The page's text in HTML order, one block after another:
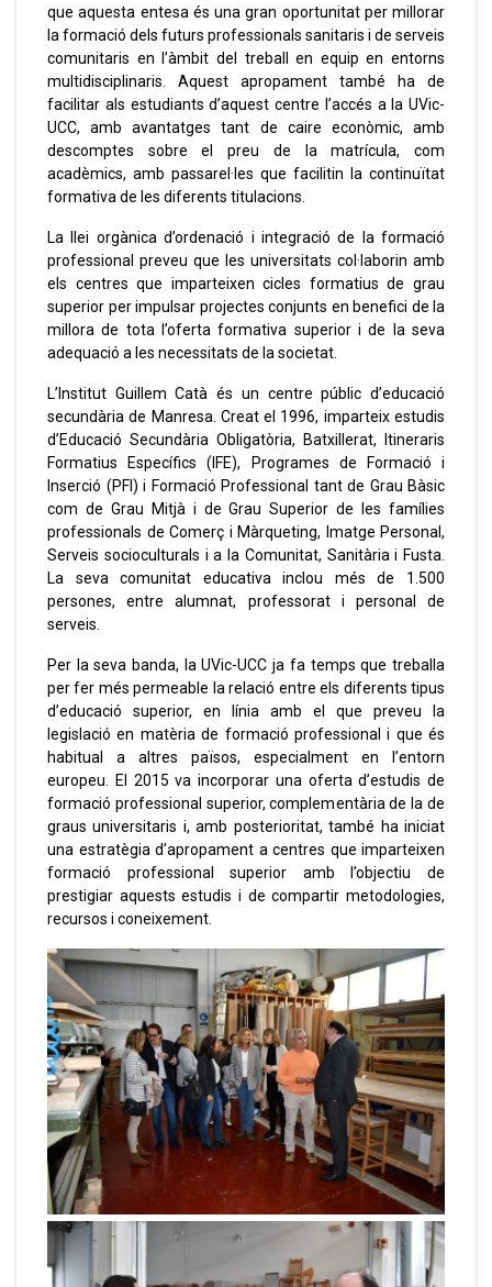
que aquesta entesa és una gran oportunitat per millorar
la formació dels futurs professionals sanitaris i de serveis
comunitaris en l’àmbit del treball en equip en entorns
multidisciplinaris. Aquest apropament també ha de
facilitar als estudiants d’aquest centre l’accés a la UVic-
UCC, amb avantatges tant de caire econòmic, amb
descomptes sobre el preu de la matrícula, com
acadèmics, amb passarel·les que facilitin la continuïtat
formativa de les diferents titulacions.
La llei orgànica d’ordenació i integració de la formació
professional preveu que les universitats col·laborin amb
els centres que imparteixen cicles formatius de grau
superior per impulsar projectes conjunts en benefici de la
millora de tota l’oferta formativa superior i de la seva
adequació a les necessitats de la societat.
L’Institut Guillem Catà és un centre públic d’educació
secundària de Manresa. Creat el 1996, imparteix estudis
d’Educació Secundària Obligatòria, Batxillerat, Itineraris
Formatius Específics (IFE), Programes de Formació i
Inserció (PFI) i Formació Professional tant de Grau Bàsic
com de Grau Mitjà i de Grau Superior de les famílies
professionals de Comerç i Màrqueting, Imatge Personal,
Serveis socioculturals i a la Comunitat, Sanitària i Fusta.
La seva comunitat educativa inclou més de 1.500
persones, entre alumnat, professorat i personal de
serveis.
Per la seva banda, la UVic-UCC ja fa temps que treballa
per fer més permeable la relació entre els diferents tipus
d’educació superior, en línia amb el que preveu la
legislació en matèria de formació professional i que és
habitual a altres països, especialment en l’entorn
europeu. El 2015 va incorporar una oferta d’estudis de
formació professional superior, complementària de la de
graus universitaris i, amb posterioritat, també ha iniciat
una estratègia d’apropament a centres que imparteixen
formació professional superior amb l’objectiu de
prestigiar aquests estudis i de compartir metodologies,
recursos i coneixement.